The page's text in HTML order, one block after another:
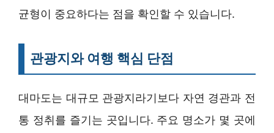
균형이 중요하다는 점을 확인할 수 있습니다.
관광지와 여행 핵심 단점
대마도는 대규모 관광지라기보다 자연 경관과 전
통 정취를 즐기는 곳입니다. 주요 명소가 몇 곳에